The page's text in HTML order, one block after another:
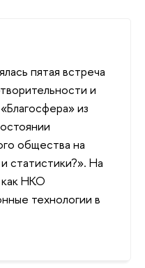
пятая встреча
и
из
общества на
статистики?». На
как НКО
технологии в